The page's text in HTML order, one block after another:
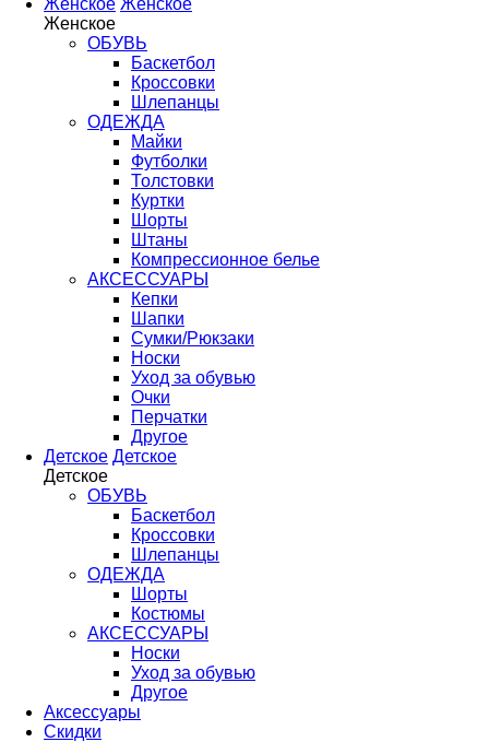
Женское Женское
Женское
ОБУВЬ
Баскетбол
Кроссовки
Шлепанцы
ОДЕЖДА
Майки
Футболки
Толстовки
Куртки
Шорты
Штаны
Компрессионное белье
АКСЕССУАРЫ
Кепки
Шапки
Сумки/Рюкзаки
Носки
Уход за обувью
Очки
Перчатки
Другое
Детское Детское
Детское
ОБУВЬ
Баскетбол
Кроссовки
Шлепанцы
ОДЕЖДА
Шорты
Костюмы
АКСЕССУАРЫ
Носки
Уход за обувью
Другое
Аксессуары
Скидки